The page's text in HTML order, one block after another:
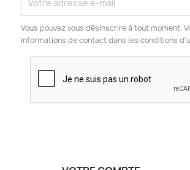
Vous pouvez vous désinscrire à tout moment.
informations de contact dans les conditions